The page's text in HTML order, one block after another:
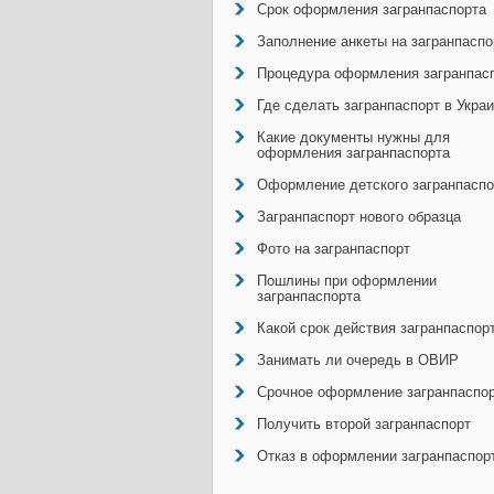
Срок оформления загранпаспорта
Заполнение анкеты на
Процедура оформления
Где сделать загранпаспорт в
Какие документы нужны для
оформления загранпаспорта
Оформление детского
Загранпаспорт нового образца
Фото на загранпаспорт
Пошлины при оформлении
загранпаспорта
Какой срок действия
Занимать ли очередь в ОВИР
Срочное оформление
Получить второй загранпаспорт
Отказ в оформлении